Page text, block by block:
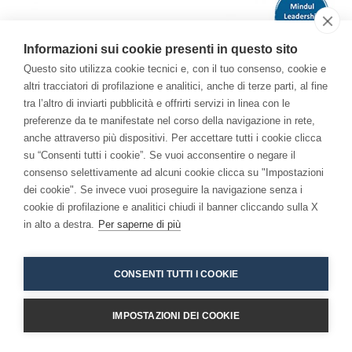
Il Libro
Per una Economia della Consapevolezza: come la
Copyright 2026 - Niccolò Branca -Accessibilita
Informazioni sui cookie presenti in questo sito
Questo sito utilizza cookie tecnici e, con il tuo consenso, cookie e
altri tracciatori di profilazione e analitici, anche di terze parti, al fine
tra l’altro di inviarti pubblicità e offrirti servizi in linea con le
preferenze da te manifestate nel corso della navigazione in rete,
anche attraverso più dispositivi. Per accettare tutti i cookie clicca
su “Consenti tutti i cookie”. Se vuoi acconsentire o negare il
consenso selettivamente ad alcuni cookie clicca su "Impostazioni
dei cookie". Se invece vuoi proseguire la navigazione senza i
cookie di profilazione e analitici chiudi il banner cliccando sulla X
in alto a destra. Per saperne di più
CONSENTI TUTTI I COOKIE
IMPOSTAZIONI DEI COOKIE